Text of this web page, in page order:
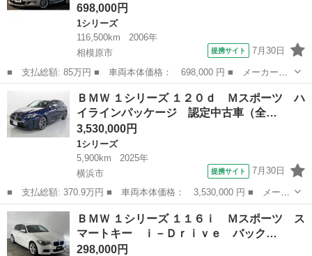
698,000円
1シリーズ
116,500km
2006年
相模原市
提携サイト 7月30日
■ 支払総額: 85万円 ■ 車両本体価格： 698,000 円 ■ メーカー
名： ＢＭＷ ■ 車種名： １シリーズ ■ グレード名： １３０
ｉ Ｍスポーツ ６速ＭＴ 車検Ｒ１０年８月まで サンルーフ ウ
ッドパネルインテリ...
1シリーズ
ＢＭＷ １シリーズ １２０ｄ Ｍスポーツ ハ
イラインパッケージ 認定中古車（全…
3,530,000円
1シリーズ
5,900km
2025年
横浜市
提携サイト 7月30日
■ 支払総額: 370.9万円 ■ 車両本体価格： 3,530,000 円 ■ メーカ
ー名： ＢＭＷ ■ 車種名： １シリーズ ■ グレード名： １２０
ｄ Ｍスポーツ ハイラインパッケージ 認定中古車（全国保証）半
革ハイラ...
神奈川 横浜市
ＢＭＷ １シリーズ １１６ｉ Ｍスポーツ ス
マートキー ｉ－Ｄｒｉｖｅ バック…
298,000円